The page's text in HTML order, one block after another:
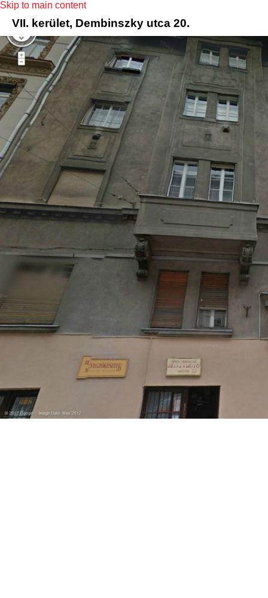
Skip to main content
VII. kerület, Dembinszky utca 20.